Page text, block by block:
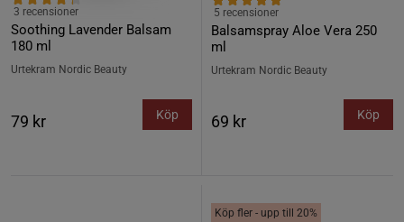
Soothing Lavender Balsam
180 ml
3 recensioner
Urtekram Nordic Beauty
79 kr Köp
Balsamspray Aloe Vera 250
ml
5 recensioner
Urtekram Nordic Beauty
69 kr Köp
Köp fler - upp till 20%